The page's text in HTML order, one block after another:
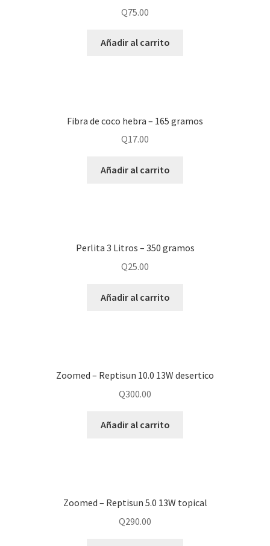
Q75.00
Añadir al carrito
Fibra de coco hebra – 165 gramos
Q17.00
Añadir al carrito
Perlita 3 Litros – 350 gramos
Q25.00
Añadir al carrito
Zoomed – Reptisun 10.0 13W desertico
Q300.00
Añadir al carrito
Zoomed – Reptisun 5.0 13W topical
Q290.00